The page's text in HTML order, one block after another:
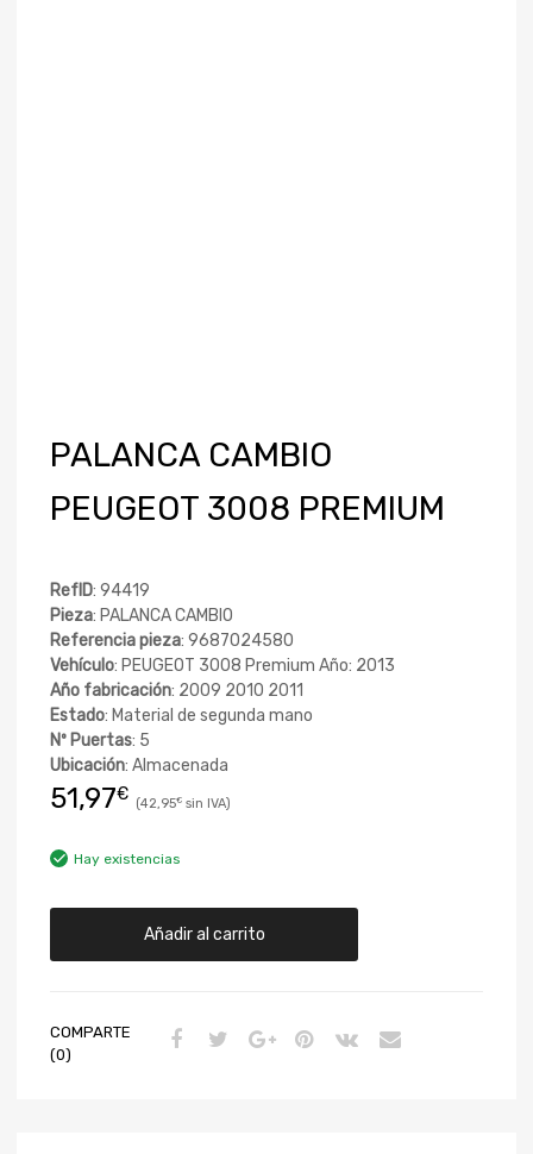
PALANCA CAMBIO
PEUGEOT 3008 PREMIUM
RefID: 94419
Pieza: PALANCA CAMBIO
Referencia pieza: 9687024580
Vehículo: PEUGEOT 3008 Premium Año: 2013
Año fabricación: 2009 2010 2011
Estado: Material de segunda mano
Nº Puertas: 5
Ubicación: Almacenada
51,97€ 42,95€
Hay existencias
Añadir al carrito
COMPARTE
(0)